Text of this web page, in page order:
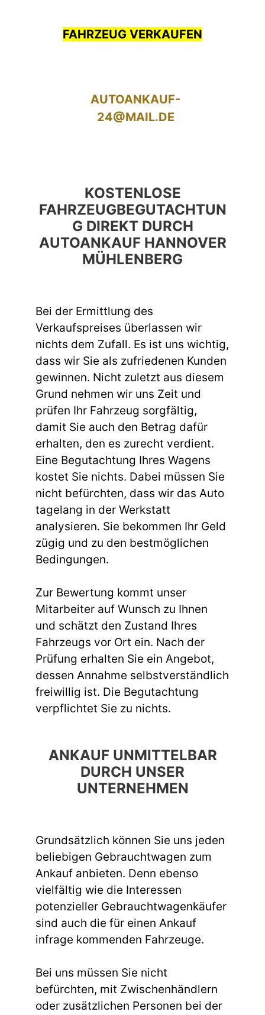
FAHRZEUG VERKAUFEN
AUTOANKAUF-
24@MAIL.DE
KOSTENLOSE
FAHRZEUGBEGUTACHTUN
G DIREKT DURCH
AUTOANKAUF HANNOVER
MÜHLENBERG
Bei der Ermittlung des
Verkaufspreises überlassen wir
nichts dem Zufall. Es ist uns wichtig,
dass wir Sie als zufriedenen Kunden
gewinnen. Nicht zuletzt aus diesem
Grund nehmen wir uns Zeit und
prüfen Ihr Fahrzeug sorgfältig,
damit Sie auch den Betrag dafür
erhalten, den es zurecht verdient.
Eine Begutachtung Ihres Wagens
kostet Sie nichts. Dabei müssen Sie
nicht befürchten, dass wir das Auto
tagelang in der Werkstatt
analysieren. Sie bekommen Ihr Geld
zügig und zu den bestmöglichen
Bedingungen.
Zur Bewertung kommt unser
Mitarbeiter auf Wunsch zu Ihnen
und schätzt den Zustand Ihres
Fahrzeugs vor Ort ein. Nach der
Prüfung erhalten Sie ein Angebot,
dessen Annahme selbstverständlich
freiwillig ist. Die Begutachtung
verpflichtet Sie zu nichts.
ANKAUF UNMITTELBAR
DURCH UNSER
UNTERNEHMEN
Grundsätzlich können Sie uns jeden
beliebigen Gebrauchtwagen zum
Ankauf anbieten. Denn ebenso
vielfältig wie die Interessen
potenzieller Gebrauchtwagenkäufer
sind auch die für einen Ankauf
infrage kommenden Fahrzeuge.
Bei uns müssen Sie nicht
befürchten, mit Zwischenhändlern
oder zusätzlichen Personen bei der